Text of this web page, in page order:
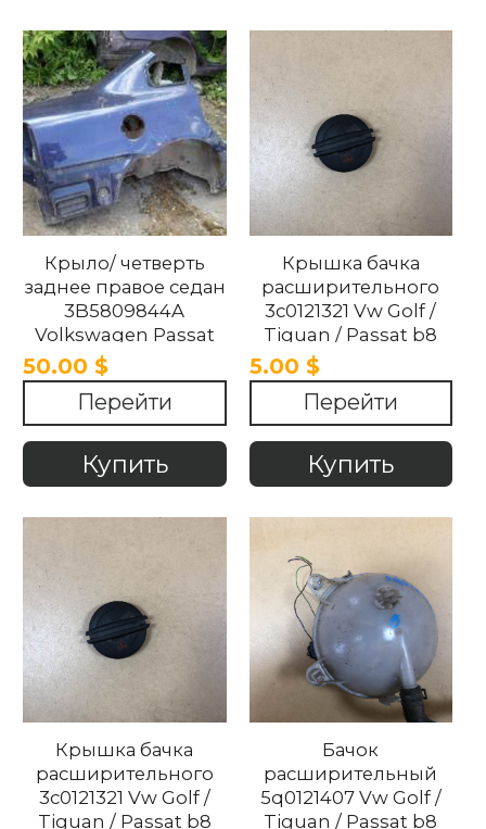
Крыло/ четверть
заднее правое седан
3B5809844A
Volkswagen Passat
B5 1997-2005
50.00 $
Перейти
Купить
Крышка бачка
расширительного
3c0121321 Vw Golf /
Tiguan / Passat b8
/Touran 2012- 2018
5.00 $
Перейти
Купить
Крышка бачка
расширительного
3c0121321 Vw Golf /
Tiguan / Passat b8
Бачок
расширительный
5q0121407 Vw Golf /
Tiguan / Passat b8